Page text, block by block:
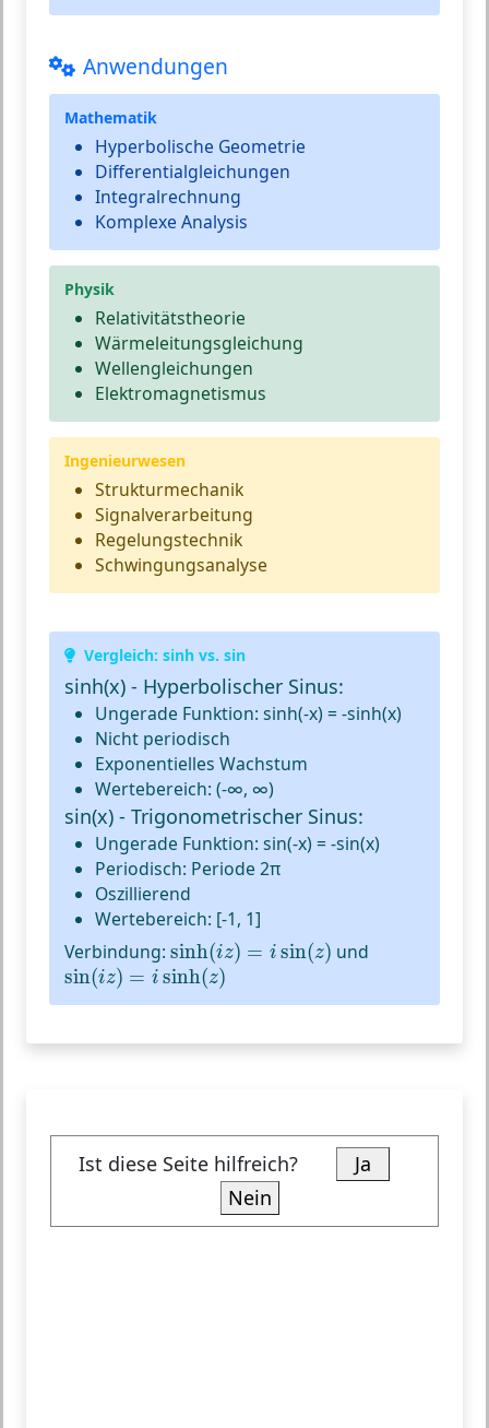
Anwendungen
Mathematik
Hyperbolische Geometrie
Differentialgleichungen
Integralrechnung
Komplexe Analysis
Physik
Relativitätstheorie
Wärmeleitungsgleichung
Wellengleichungen
Elektromagnetismus
Ingenieurwesen
Strukturmechanik
Signalverarbeitung
Regelungstechnik
Schwingungsanalyse
Vergleich: sinh vs. sin
sinh(x) - Hyperbolischer Sinus:
Ungerade Funktion: sinh(-x) = -sinh(x)
Nicht periodisch
Exponentielles Wachstum
Wertebereich: (-∞, ∞)
sin(x) - Trigonometrischer Sinus:
Ungerade Funktion: sin(-x) = -sin(x)
Periodisch: Periode 2π
Oszillierend
Wertebereich: [-1, 1]
Verbindung: sinh(iz) = i sin(z)
sinh(iz) sin(z)
und
sin(iz) = i sinh(z)
sin(iz)=isinh(z)
Ist diese Seite hilfreich?
Ja
Nein